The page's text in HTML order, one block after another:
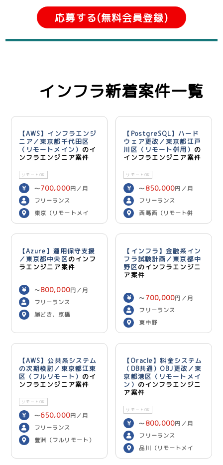
応募する(無料会員登録)
インフラ新着案件一覧
【AWS】インフラエンジ
ニア／東京都千代田区
（リモートメイン） のイ
ンフラエンジニア案件
リモートOK
〜700,000円／月
フリーランス
東京（リモートメイ
ン）
【PostgreSQL】ハード
ウェア更改／東京都江戸
川区（リモート併用） の
インフラエンジニア案件
リモートOK
〜 850,000円／月
フリーランス
西葛西（リモート併
用）
【Azure】運用保守支援
／東京都中央区のインフ
ラエンジニア案件
〜800,000円／月
フリーランス
勝どき、京橋
【インフラ】金融系イン
フラ試験計画／東京都中
野区のインフラエンジニ
ア案件
〜 700,000円／月
フリーランス
東中野
【AWS】公共系システム
の次期検討／東京都江東
区（フルリモート） のイ
ンフラエンジニア案件
リモートOK
〜650,000円／月
フリーランス
豊洲（フルリモート）
【Oracle】料金システム
（DB共通）OBJ更改／東
京都港区（リモートメイ
ン） のインフラエンジニ
ア案件
リモートOK
〜 800,000円／月
フリーランス
品川（リモートメイ
ン）